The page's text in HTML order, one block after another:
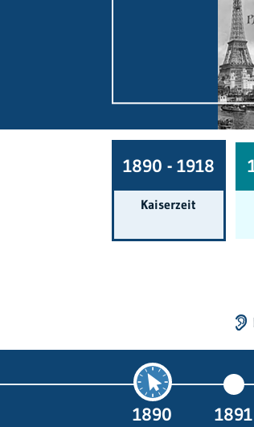
1890 - 1918
Kaiserzeit
1890 1891